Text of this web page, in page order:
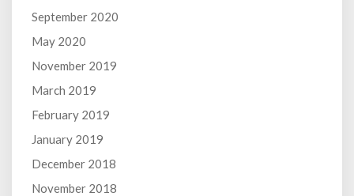
September 2020
May 2020
November 2019
March 2019
February 2019
January 2019
December 2018
November 2018